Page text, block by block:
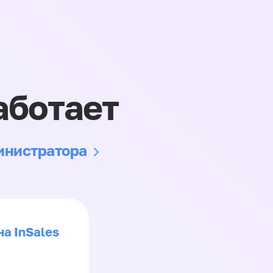
InSales